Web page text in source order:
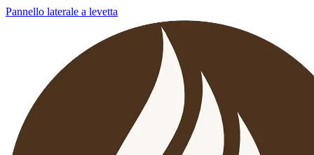
Pannello laterale a levetta